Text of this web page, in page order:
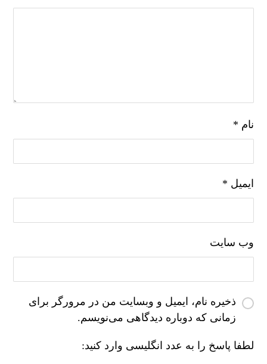
نام *
ایمیل *
وب‌ سایت
ذخیره نام، ایمیل و وبسایت من در مرورگر برای
زمانی که دوباره دیدگاهی می‌نویسم.
لطفا پاسخ را به عدد انگلیسی وارد کنید: